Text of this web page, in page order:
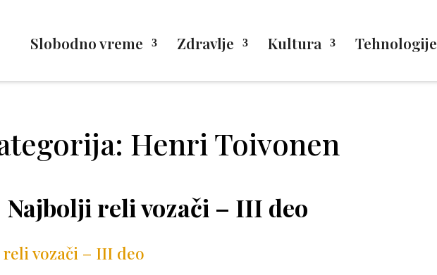
Slobodno vreme Zdravlje Kultura Tehnologije
Henri Toivonen
Najbolji reli vozači – III deo